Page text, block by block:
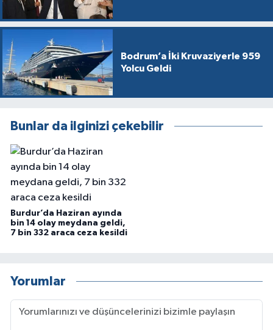
Bodrum’a İki Kruvaziyerle 959
Yolcu Geldi
Bunlar da ilginizi çekebilir
Burdur’da Haziran ayında
bin 14 olay meydana geldi,
7 bin 332 araca ceza kesildi
Yorumlar